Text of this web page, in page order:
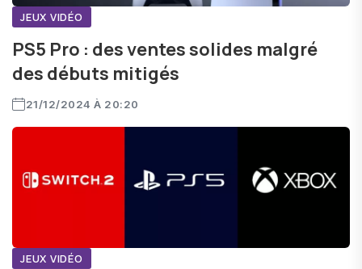
JEUX VIDÉO
PS5 Pro : des ventes solides malgré
des débuts mitigés
21/12/2024 À 20:20
JEUX VIDÉO